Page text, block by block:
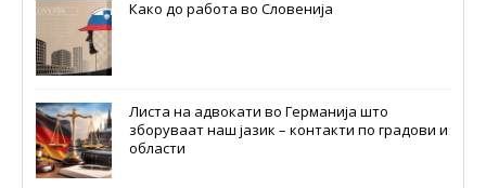
Како до работа во Словенија
Листа на адвокати во Германија што
зборуваат наш јазик – контакти по градови и
области